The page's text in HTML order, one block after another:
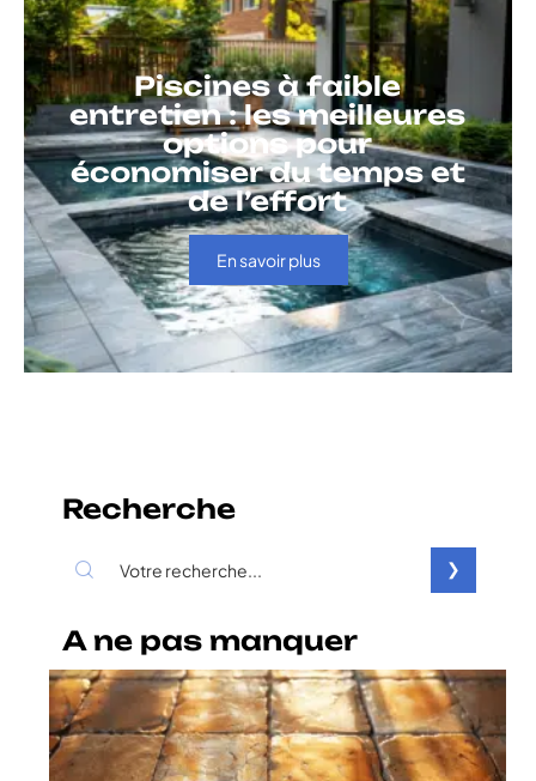
Piscines à faible
entretien : les meilleures
options pour
économiser du temps et
de l’effort
En savoir plus
Recherche
A ne pas manquer